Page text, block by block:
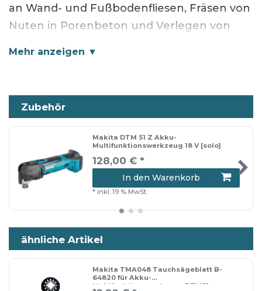
an Wand- und Fußbodenfliesen, Fräsen von
Nuten in Porenbeton und Verlegen von
Starlock-Aufnahme für eine maximale
Blattwechsel.
geeignet für
Akku-Multifunktionswerkzeug DTM51
Akku-Multifunktionswerkzeug TM30D
Lieferumfang
Segmentsägeblatt
Zubehör
Makita DTM 51 Z Akku-
Multifunktionswerkzeug 18 V [solo]
128,00 € *
In den Warenkorb
* inkl. 19 % MwSt.
ähnliche Artikel
Makita TMA048 Tauchsägeblatt B-
64820 für Akku-
Multifunktionswerkzeug DTM51